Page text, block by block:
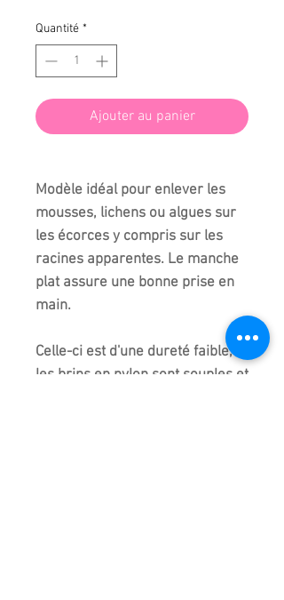
Quantité *
Ajouter au panier
Modèle idéal pour enlever les
mousses, lichens ou algues sur
les écorces y compris sur les
racines apparentes. Le manche
plat assure une bonne prise en
main.
Celle-ci est d'une dureté faible,
les brins en nylon sont souples et